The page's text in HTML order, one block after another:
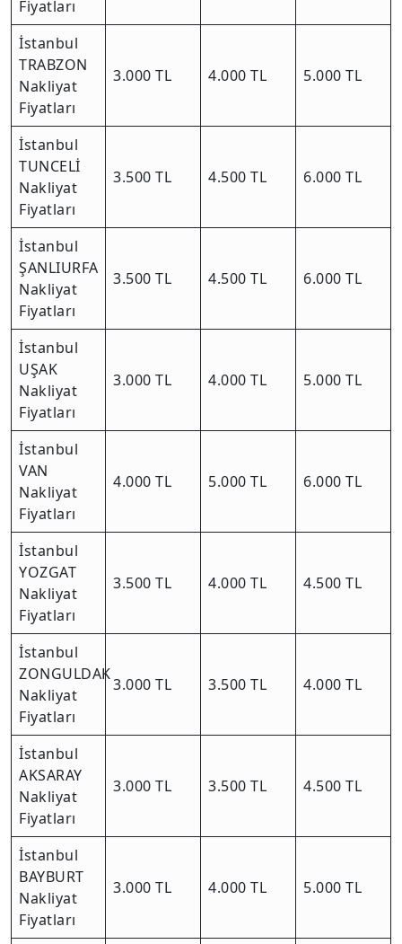
Fiyatları
İstanbul
TRABZON
Nakliyat
Fiyatları
3.000 TL 4.000 TL 5.000 TL
İstanbul
TUNCELİ
Nakliyat
Fiyatları
3.500 TL 4.500 TL 6.000 TL
İstanbul
ŞANLIURFA
Nakliyat
Fiyatları
3.500 TL 4.500 TL 6.000 TL
İstanbul
UŞAK
Nakliyat
Fiyatları
3.000 TL 4.000 TL 5.000 TL
İstanbul
VAN
Nakliyat
Fiyatları
4.000 TL 5.000 TL 6.000 TL
İstanbul
YOZGAT
Nakliyat
Fiyatları
3.500 TL 4.000 TL 4.500 TL
İstanbul
ZONGULDAK
Nakliyat
Fiyatları
3.000 TL 3.500 TL 4.000 TL
İstanbul
AKSARAY
Nakliyat
Fiyatları
3.000 TL 3.500 TL 4.500 TL
İstanbul
BAYBURT
Nakliyat
Fiyatları
3.000 TL 4.000 TL 5.000 TL